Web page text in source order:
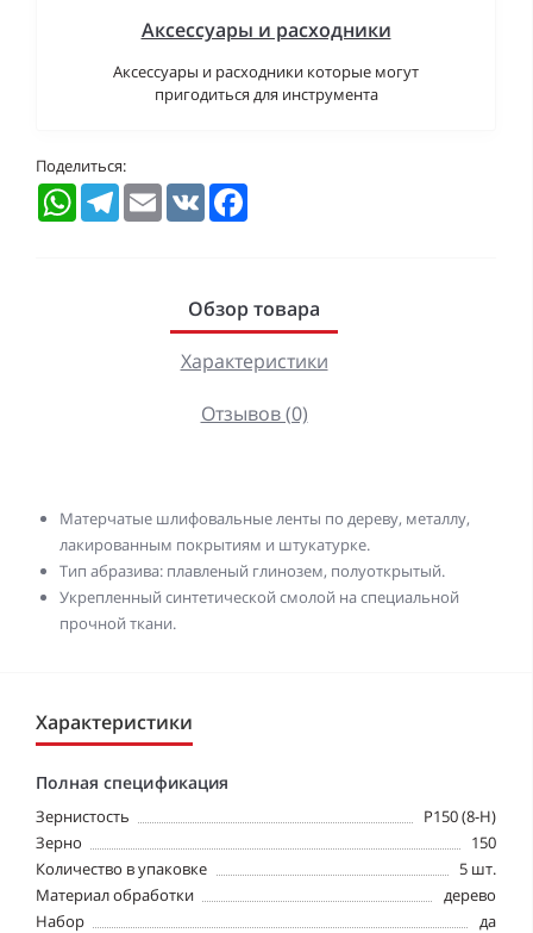
Аксессуары и расходники
Аксессуары и расходники которые могут
пригодиться для инструмента
Поделиться:
WhatsAppTelegramEmail VK
Обзор товара
Характеристики
Отзывов (0)
Матерчатые шлифовальные ленты по дереву, металлу,
лакированным покрытиям и штукатурке.
Тип абразива: плавленый глинозем, полуоткрытый.
Укрепленный синтетической смолой на специальной
прочной ткани.
Характеристики
Полная спецификация
Зернистость
P150 (8-Н)
Зерно
150
Количество в упаковке
5 шт.
Материал обработки
дерево
Набор
да